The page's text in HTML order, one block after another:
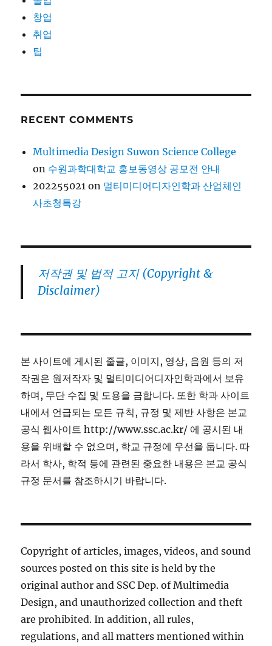
창업
취업
팁
RECENT COMMENTS
Multimedia Design Suwon Science College
on 수원과학대학교 홍보동영상 공모전 안내
202255021 on 멀티미디어디자인학과 산업체인
사초청특강
저작권 및 법적 고지 (Copyright &
Disclaimer)
본 사이트에 게시된 줄글, 이미지, 영상, 음원 등의 저
작권은 원저작자 및 멀티미디어디자인학과에서 보유
하며, 무단 수집 및 도용을 금합니다. 또한 학과 사이트
내에서 언급되는 모든 규칙, 규정 및 제반 사항은 본교
공식 웹사이트 http://www.ssc.ac.kr/ 에 공시된 내
용을 위배할 수 없으며, 학교 규정에 우선을 둡니다. 따
라서 학사, 학적 등에 관련된 중요한 내용은 본교 공식
규정 문서를 참조하시기 바랍니다.
Copyright of articles, images, videos, and sound
sources posted on this site is held by the
original author and SSC Dep. of Multimedia
Design, and unauthorized collection and theft
are prohibited. In addition, all rules,
regulations, and all matters mentioned within